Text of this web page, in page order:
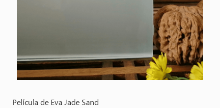
Película de Eva Jade Sand